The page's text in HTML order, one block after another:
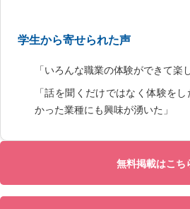
学生から寄せられた声
「いろんな職業の体験ができて楽
「話を聞くだけではなく体験を
かった業種にも興味が湧いた」
無料掲載はこち